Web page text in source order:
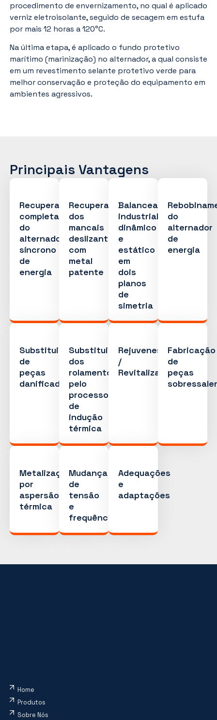
procedimento de envernizamento, no qual é aplicado
verniz eletroisolante, seguido de secagem em estufa
por mais 12 horas a 120°C.
Na última etapa, é aplicado o fundo protetivo
marítimo (marinização) no alternador, a qual consiste
em um revestimento selante protetivo verde para
melhor conservação e proteção do equipamento em
ambientes agressivos.
Principais Vantagens
Recuperação
completa
do
alternador
síncrono
de
energia
Recuperação
dos
mancais
deslizantes
com
metal
patente
Balanceamento
industrial,
dinâmico
e
estático
em
dois
planos
de
simetria
do
alternador
de
energia
Substituição
de
peças
danificadas
Substituição
dos
rolamentos
pelo
processo
de
indução
térmica
Rejuvenescimento
/
Revitalização
Fabricação
de
peças
Metalização
por
aspersão
térmica
Mudança
de
tensão
e
frequência
Adequações
e
adaptações
Home
Produtos
Sobre Nós